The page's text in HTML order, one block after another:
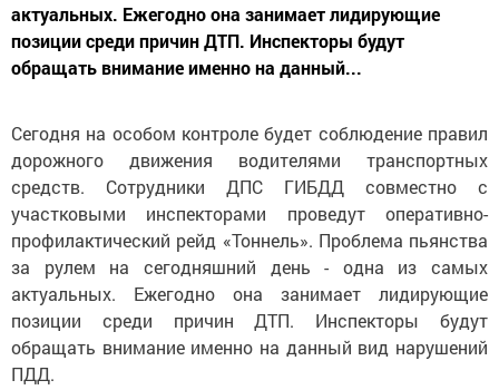
актуальных. Ежегодно она занимает лидирующие
позиции среди причин ДТП. Инспекторы будут
обращать внимание именно на данный...
Сегодня на особом контроле будет соблюдение правил
дорожного движения водителями транспортных
средств. Сотрудники ДПС ГИБДД совместно с
участковыми инспекторами проведут оперативно-
профилактический рейд «Тоннель». Проблема пьянства
за рулем на сегодняшний день - одна из самых
актуальных. Ежегодно она занимает лидирующие
позиции среди причин ДТП. Инспекторы будут
обращать внимание именно на данный вид нарушений
ПДД.